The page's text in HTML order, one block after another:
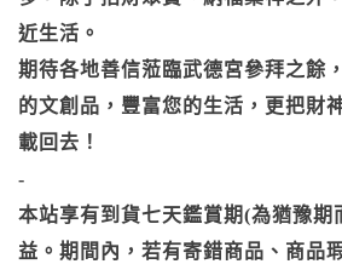
近生活。
期待各地善信蒞臨武德宮參拜之餘
的文創品，豐富您的生活，更把財
載回去！
-
本站享有到貨七天鑑賞期(為猶豫期
益。期間內，若有寄錯商品、商品